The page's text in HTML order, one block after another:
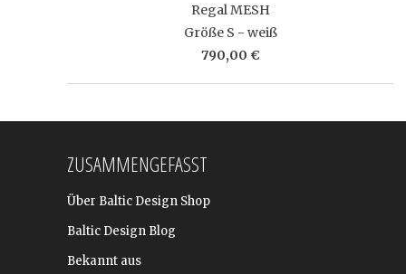
Regal MESH
Größe S - weiß
790,00 €
ZUSAMMENGEFASST
Über Baltic Design Shop
Baltic Design Blog
Bekannt aus